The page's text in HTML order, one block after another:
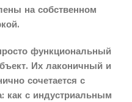
на собственном
функциональный
Их лаконичный и
сочетается с
как с индустриальным